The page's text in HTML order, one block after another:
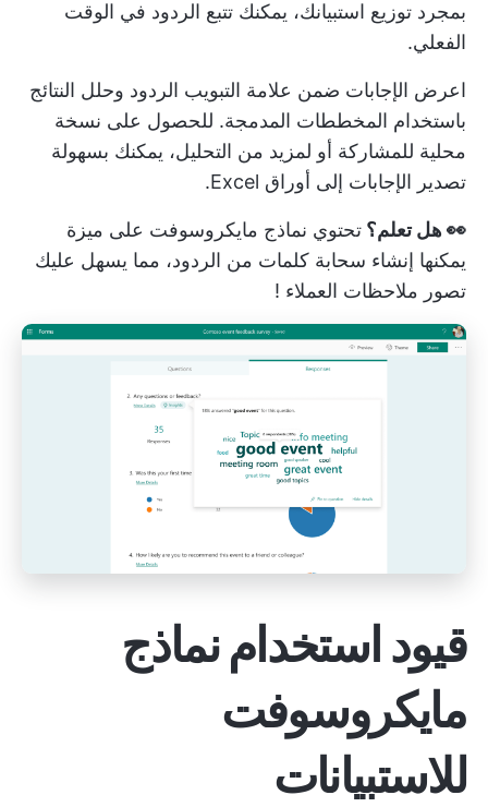
بمجرد توزيع استبيانك، يمكنك تتبع الردود في الوقت
الفعلي.
اعرض الإجابات ضمن علامة التبويب الردود وحلل النتائج
باستخدام المخططات المدمجة. للحصول على نسخة
محلية للمشاركة أو لمزيد من التحليل، يمكنك بسهولة
تصدير الإجابات إلى أوراق Excel.
👀 هل تعلم؟ تحتوي نماذج مايكروسوفت على ميزة
يمكنها إنشاء سحابة كلمات من الردود، مما يسهل عليك
تصور ملاحظات العملاء !
قيود استخدام نماذج
مايكروسوفت
للاستبيانات